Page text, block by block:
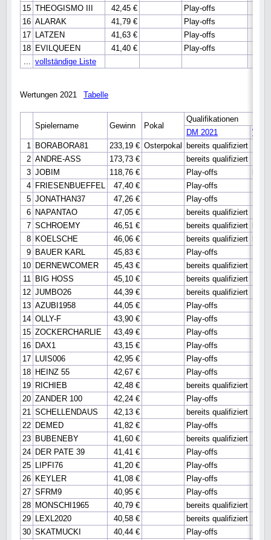
15 THEOGISMO III 42,45 €
Play-offs
16 ALARAK 41,79 €
Play-offs
17 LATZEN 41,63 €
Play-offs
18 EVILQUEEN 41,40 €
Play-offs
... vollständige Liste
Wertungen 2021 Tabelle
Spielername Gewinn Pokal
Qualifikationen
DM 2021
WM
1 BORABORA81 233,19 € Osterpokal bereits qualifiziert
2 ANDRE-ASS 173,73 € bereits qualifiziert
3 JOBIM 118,76 € Play-offs
4 FRIESENBUEFFEL 47,40 € Play-offs
5 JONATHAN37 47,26 € Play-offs
6 NAPANTAO 47,05 € bereits qualifiziert
7 SCHROEMY 46,51 € bereits qualifiziert
8 KOELSCHE 46,06 € bereits qualifiziert
9 BAUER KARL 45,83 €
Play-offs
10 DERNEWCOMER 45,43 €
bereits qualifiziert
11 BIG HOSS 45,10 €
bereits qualifiziert
12 JUMBO26 44,39 €
bereits qualifiziert
13 AZUBI1958 44,05 €
Play-offs
14 OLLY-F 43,90 €
Play-offs
15 ZOCKERCHARLIE 43,49 €
Play-offs
16 DAX1 43,15 €
Play-offs
17 LUIS006 42,95 €
Play-offs
18 HEINZ 55 42,67 €
Play-offs
19 RICHIEB 42,48 €
bereits qualifiziert
20 ZANDER 100 42,24 €
Play-offs
21 SCHELLENDAUS 42,13 €
bereits qualifiziert
22 DEMED 41,82 €
Play-offs
23 BUBENEBY 41,60 €
bereits qualifiziert
24 DER PATE 39 41,41 €
Play-offs
25 LIPFI76 41,20 €
Play-offs
26 KEYLER 41,08 €
Play-offs
27 SFRM9 40,95 €
Play-offs
28 MONSCHI1965 40,79 €
bereits qualifiziert
29 LEXL2020 40,58 €
bereits qualifiziert
30 SKATMUCKI 40,44 €
Play-offs